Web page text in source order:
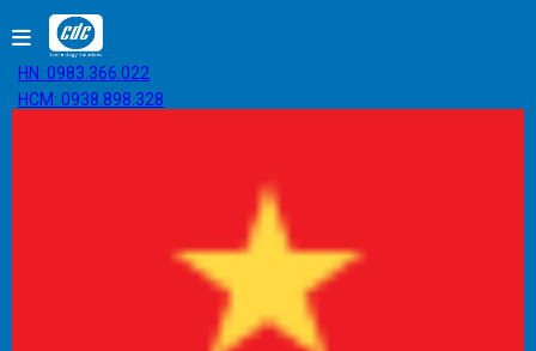
HN: 0983.366.022
HCM: 0938.898.328